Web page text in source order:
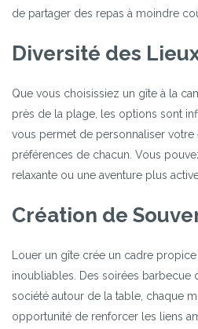
de partager des repas à moindre
Diversité des
Que vous choisissiez un gîte à la
près de la plage, les options sont
vous permet de personnaliser
préférences de chacun. Vous
relaxante ou une aventure plus
Création de
Louer un gîte crée un cadre
inoubliables. Des soirées barbecue
société autour de la table, chaque
opportunité de renforcer les liens